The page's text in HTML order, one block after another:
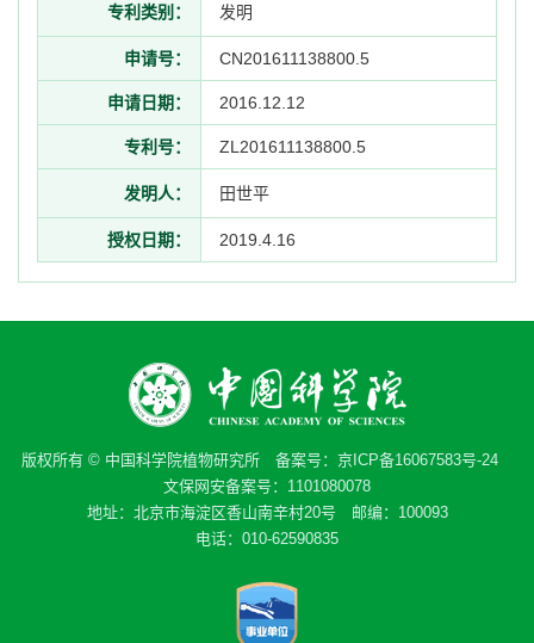
专利类别： 发明
申请号： CN201611138800.5
申请日期： 2016.12.12
专利号： ZL201611138800.5
发明人： 田世平
授权日期： 2019.4.16
版权所有 © 中国科学院植物研究所 备案号： 京ICP备16067583号-24
文保网安备案号：1101080078
地址：北京市海淀区香山南辛村20号 邮编：100093
电话：010-62590835